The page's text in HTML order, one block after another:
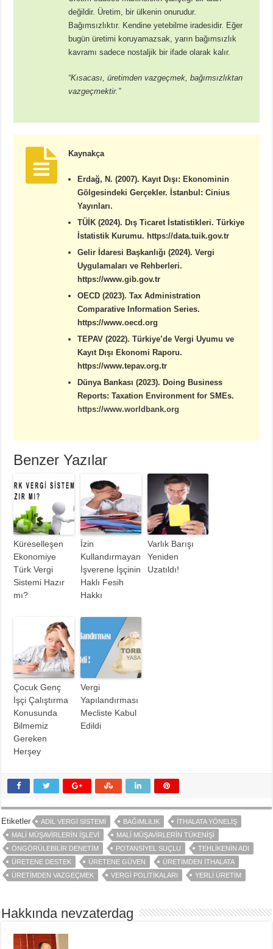
değildir. Üretim, bir ülkenin onurudur.
Bağımsızlıktır. Kendine yetebilme iradesidir. Eğer
bugün üretimi koruyamazsak, yarın bağımsızlık
kavramı sadece nostaljik bir ifade olarak kalır.
“Kısacası, üretimden vazgeçmek, bağımsızlıktan
vazgeçmektir.”
Kaynakça
Erdağ, N. (2007). Kayıt Dışı: Ekonominin
Gölgesindeki Gerçekler. İstanbul: Cinius
Yayınları.
TÜİK (2024). Dış Ticaret İstatistikleri. Türkiye
İstatistik Kurumu. https://data.tuik.gov.tr
Gelir İdaresi Başkanlığı (2024). Vergi
Uygulamaları ve Rehberleri.
https://www.gib.gov.tr
OECD (2023). Tax Administration
Comparative Information Series.
https://www.oecd.org
TEPAV (2022). Türkiye’de Vergi Uyumu ve
Kayıt Dışı Ekonomi Raporu.
https://www.tepav.org.tr
Dünya Bankası (2023). Doing Business
Reports: Taxation Environment for SMEs.
https://www.worldbank.org
Benzer Yazılar
Küreselleşen
Ekonomiye
Türk Vergi
Sistemi Hazır
mı?
İzin
Kullandırmayan
İşverene İşçinin
Haklı Fesih
Hakkı
Varlık Barışı
Yeniden
Uzatıldı!
Çocuk Genç
İşçi Çalıştırma
Konusunda
Bilmemiz
Gereken
Herşey
Vergi
Yapılandırması
Mecliste Kabul
Edildi
Etiketler ADIL VERGI SISTEMI BAĞIMLILIK
İTHALATA YÖNELIŞ
MALI MÜŞAVIRLERIN İŞLEVI
MALI MÜŞAVIRLERIN TÜKENIŞI
ÖNGÖRÜLEBILIR DENETIM
POTANSIYEL SUÇLU
TEHLIKENIN ADI
ÜRETENE DESTEK
ÜRETENE GÜVEN
ÜRETIMDEN İTHALATA
ÜRETIMDEN VAZGEÇMEK
VERGI POLITIKALARI YERLI ÜRETIM
Hakkında nevzaterdag